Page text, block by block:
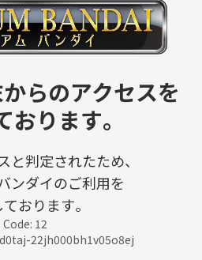
らのアクセスを
おります。
と判定されたため、
ンダイのご利用を
おります。
Code: 12
22jh000bh1v05o8ej